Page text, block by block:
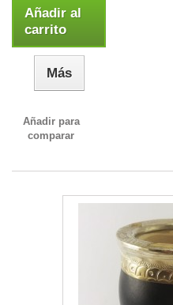
Añadir al
carrito
Más
Añadir para
comparar